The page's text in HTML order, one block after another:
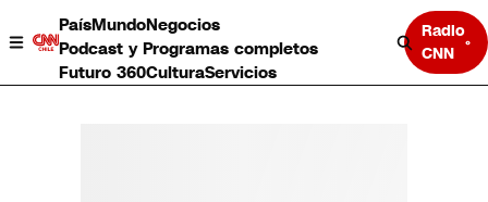
PaísMundoNegocios
Podcast y Programas completos
Futuro 360CulturaServicios
Radio
CNN